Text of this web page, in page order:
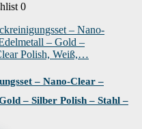
0
– Nano-Clear –
– Silber Polish – Stahl –